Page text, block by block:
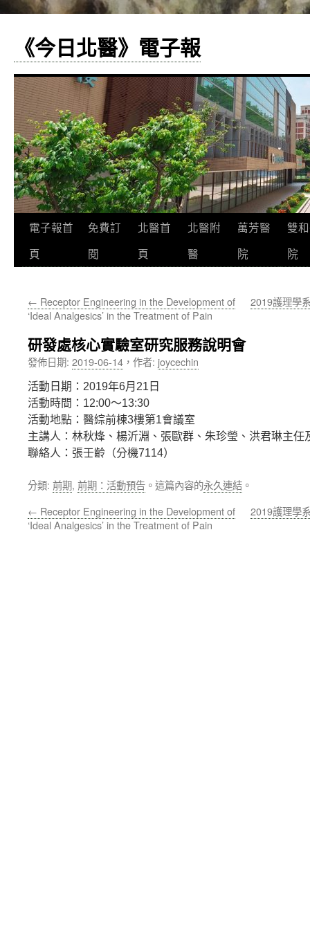
《今日北醫》電子報
跳
至
要
容
電子報首
頁
免費訂
閱
北醫首
頁
北醫附
醫
萬芳醫
院
雙
院
← Receptor Engineering in the Development of
‘Ideal Analgesics’ in the Treatment of Pain
2019護理學
研發處核心實驗室研究服務說明會
發佈日期: 2019-06-14 ， 作者: joycechin
活動日期：2019年6月21日
活動時間：12:00～13:30
活動地點：醫綜前棟3樓第1會議室
主講人：林秋烽、楊沂淵、張歐群、朱珍瑩、洪君琳主任
聯絡人：張壬齡（分機7114）
分類: 前期, 前期：活動預告 。這篇內容的永久連結 。
← Receptor Engineering in the Development of
‘Ideal Analgesics’ in the Treatment of Pain
2019護理學